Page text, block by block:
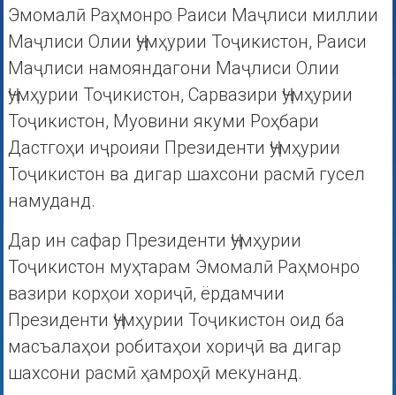
Эмомалӣ Раҳмонро Раиси Маҷлиси миллии
Маҷлиси Олии Ҷумҳурии Тоҷикистон, Раиси
Маҷлиси намояндагони Маҷлиси Олии
Ҷумҳурии Тоҷикистон, Сарвазири Ҷумҳурии
Тоҷикистон, Муовини якуми Роҳбари
Дастгоҳи иҷроияи Президенти Ҷумҳурии
Тоҷикистон ва дигар шахсони расмӣ гусел
намуданд.
Дар ин сафар Президенти Ҷумҳурии
Тоҷикистон муҳтарам Эмомалӣ Раҳмонро
вазири корҳои хориҷӣ, ёрдамчии
Президенти Ҷумҳурии Тоҷикистон оид ба
масъалаҳои робитаҳои хориҷӣ ва дигар
шахсони расмӣ ҳамроҳӣ мекунанд.